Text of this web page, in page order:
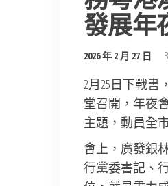
發展年
2026 年 2 月 27 日
2月25日下戰書，
堂召開，年夜
主題，動員全
會上，廣發銀
行黨委書記、